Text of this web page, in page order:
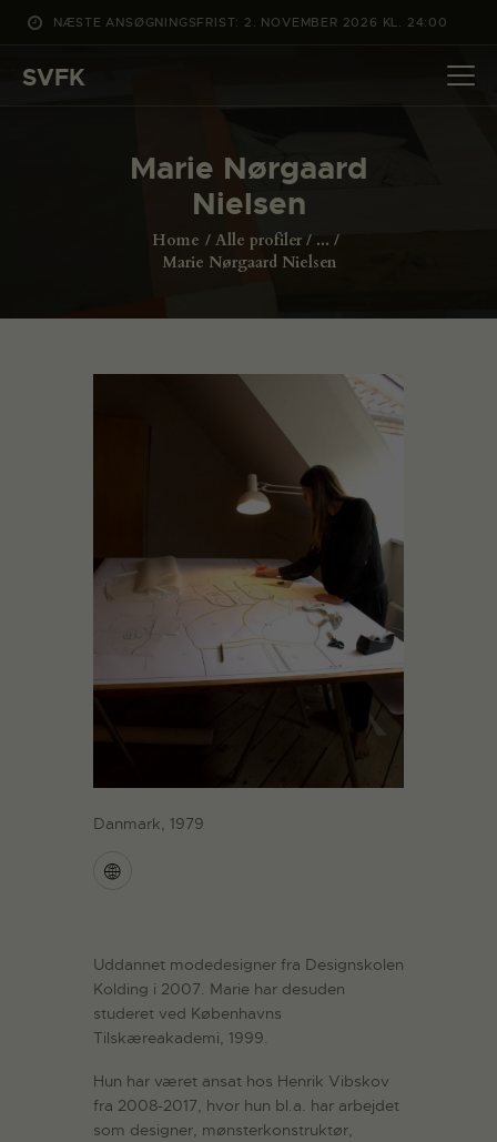
NÆSTE ANSØGNINGSFRIST: 2. NOVEMBER 2026 KL. 24:00
SVFK
Marie Nørgaard
Nielsen
Home Alle profiler
...
Marie Nørgaard Nielsen
DET SKER
PROJEKTER
ANSØG
Danmark, 1979
Uddannet modedesigner fra Designskolen
Kolding i 2007. Marie har desuden
studeret ved Københavns
Tilskæreakademi, 1999.
Hun har været ansat hos Henrik Vibskov
fra 2008-2017, hvor hun bl.a. har arbejdet
som designer, mønsterkonstruktør,